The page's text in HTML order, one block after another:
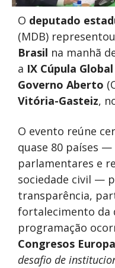
O deputado
(MDB) representou
Brasil na manhã
a IX Cúpula
Governo Aberto
Vitória-Gasteiz,
O evento reúne
quase 80 países
parlamentares e
sociedade civil —
transparência,
fortalecimento da
programação
Congresos Europa
desafio de